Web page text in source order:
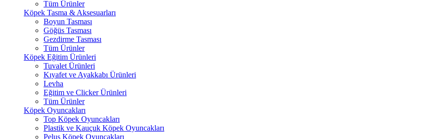
Tüm Ürünler
Köpek Tasma & Aksesuarları
Boyun Tasması
Göğüs Tasması
Gezdirme Tasması
Tüm Ürünler
Köpek Eğitim Ürünleri
Tuvalet Ürünleri
Kıyafet ve Ayakkabı Ürünleri
Levha
Eğitim ve Clicker Ürünleri
Tüm Ürünler
Köpek Oyuncakları
Top Köpek Oyuncakları
Plastik ve Kauçuk Köpek Oyuncakları
Peluş Köpek Oyuncakları